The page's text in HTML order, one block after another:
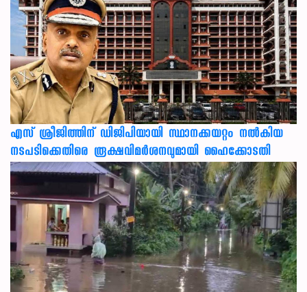
എസ് ശ്രീജിത്തിന് ഡിജിപിയായി സ്ഥാനക്കയറ്റം നൽകിയ
നടപടിക്കെതിരെ രൂക്ഷവിമർശനവുമായി ഹൈക്കോടതി